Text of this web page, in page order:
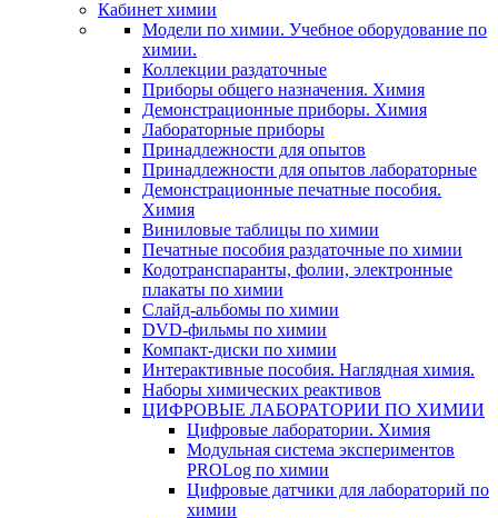
Кабинет химии
Модели по химии. Учебное оборудование по
химии.
Коллекции раздаточные
Приборы общего назначения. Химия
Демонстрационные приборы. Химия
Лабораторные приборы
Принадлежности для опытов
Принадлежности для опытов лабораторные
Демонстрационные печатные пособия.
Химия
Виниловые таблицы по химии
Печатные пособия раздаточные по химии
Кодотранспаранты, фолии, электронные
плакаты по химии
Слайд-альбомы по химии
DVD-фильмы по химии
Компакт-диски по химии
Интерактивные пособия. Наглядная химия.
Наборы химических реактивов
ЦИФРОВЫЕ ЛАБОРАТОРИИ ПО ХИМИИ
Цифровые лаборатории. Химия
Модульная система экспериментов
PROLog по химии
Цифровые датчики для лабораторий по
химии